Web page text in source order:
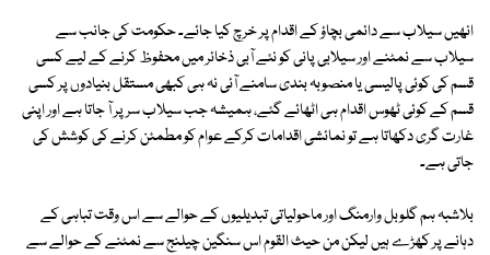
انھیں سیلاب سے دائمی بچاؤ کے اقدام پر خرچ کیا جائے۔ حکومت کی جانب سے
سیلاب سے نمٹنے اور سیلابی پانی کو نئے آبی ذخائر میں محفوظ کرنے کے لیے کسی
قسم کی کوئی پالیسی یا منصوبہ بندی سامنے آئی نہ ہی کبھی مستقل بنیادوں پر کسی
قسم کے کوئی ٹھوس اقدام ہی اٹھائے گئے، ہمیشہ جب سیلاب سر پر آ جاتا ہے اور اپنی
غارت گری دکھاتا ہے تو نمائشی اقدامات کرکے عوام کو مطمئن کرنے کی کوشش کی
جاتی ہے۔
بلاشبہ ہم گلوبل وارمنگ اور ماحولیاتی تبدیلیوں کے حوالے سے اس وقت تباہی کے
دہانے پر کھڑے ہیں لیکن من حیث القوم اس سنگین چیلنج سے نمٹنے کے حوالے سے